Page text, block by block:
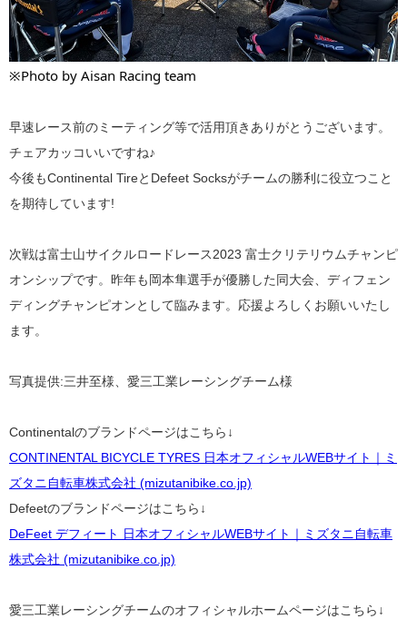
※Photo by Aisan Racing team
早速レース前のミーティング等で活用頂きありがとうございます。
チェアカッコいいですね♪
今後もContinental TireとDefeet Socksがチームの勝利に役立つこと
を期待しています!
次戦は富士山サイクルロードレース2023 富士クリテリウムチャンピ
オンシップです。昨年も岡本隼選手が優勝した同大会、ディフェン
ディングチャンピオンとして臨みます。応援よろしくお願いいたし
ます。
写真提供:三井至様、愛三工業レーシングチーム様
Continentalのブランドページはこちら↓
CONTINENTAL BICYCLE TYRES 日本オフィシャルWEBサイト｜ミ
ズタニ自転車株式会社 (mizutanibike.co.jp)
Defeetのブランドページはこちら↓
DeFeet デフィート 日本オフィシャルWEBサイト｜ミズタニ自転車
株式会社 (mizutanibike.co.jp)
愛三工業レーシングチームのオフィシャルホームページはこちら↓